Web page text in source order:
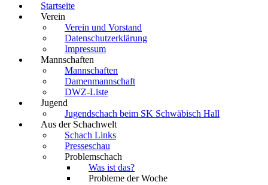
Startseite
Verein
Verein und Vorstand
Datenschutzerklärung
Impressum
Mannschaften
Mannschaften
Damenmannschaft
DWZ-Liste
Jugend
Jugendschach beim SK Schwäbisch Hall
Aus der Schachwelt
Schach Links
Presseschau
Problemschach
Was ist das?
Probleme der Woche